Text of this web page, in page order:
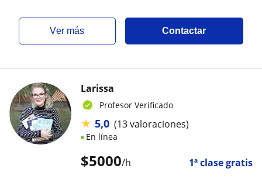
ver más Contactar
$5000/h 1ª clase gratis
Larissa
Profesor Verificado
★ 5,0 (13 valoraciones)
En línea